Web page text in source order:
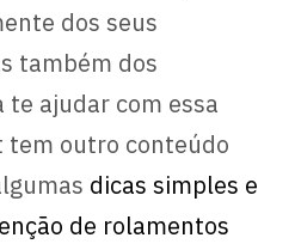
dos seus
também dos
te ajudar com essa
outro conteúdo
dicas simples e
de rolamentos